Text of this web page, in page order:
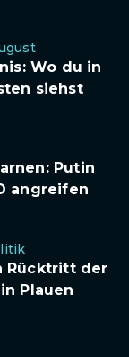
Wo du in
siehst
Putin
angreifen
Rücktritt der
Plauen